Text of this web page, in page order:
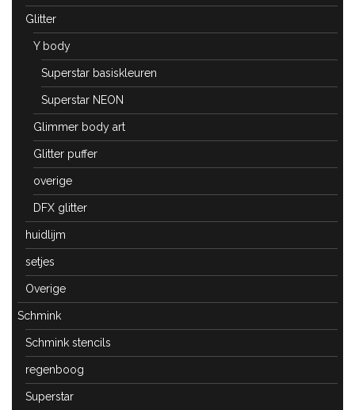
Glitter
Y body
Superstar basiskleuren
Superstar NEON
Glimmer body art
Glitter puffer
overige
DFX glitter
huidlijm
setjes
Overige
Schmink
Schmink stencils
regenboog
Superstar